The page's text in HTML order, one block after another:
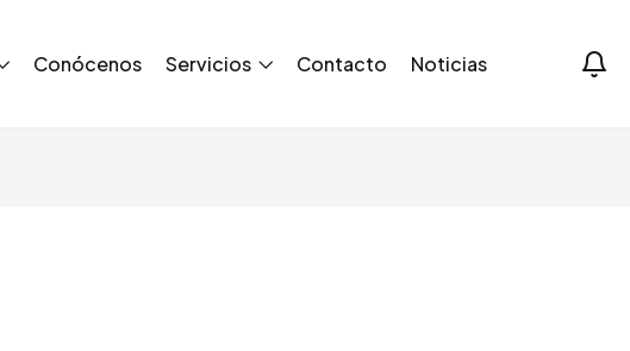
Conócenos Servicios Contacto Noticias